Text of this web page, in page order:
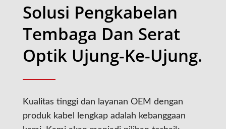
Solusi Pengkabelan
Tembaga Dan Serat
Optik Ujung-Ke-Ujung.
Kualitas tinggi dan layanan OEM dengan
produk kabel lengkap adalah kebanggaan